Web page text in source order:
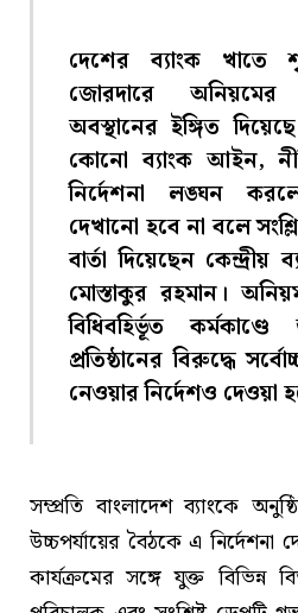
দেশের ব্যাংক খাতে
জোরদারে
অবস্থানের ইঙ্গিত
কোনো ব্যাংক আইন,
নির্দেশনা লঙ্ঘন
দেখানো হবে না বলে
বার্তা দিয়েছেন
মোস্তাকুর রহমান।
বিধিবহির্ভূত
প্রতিষ্ঠানের বিরুদ্ধে
নেওয়ার নির্দেশও দেওয়া
সম্প্রতি বাংলাদেশ ব্যাংকে
উচ্চপর্যায়ের বৈঠকে এ
কার্যক্রমের সঙ্গে যুক্ত বিভিন্ন